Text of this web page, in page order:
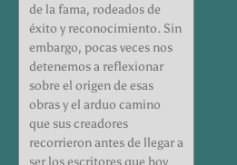
de la fama, rodeados de
éxito y reconocimiento. Sin
embargo, pocas veces nos
detenemos a reflexionar
sobre el origen de esas
obras y el arduo camino
que sus creadores
recorrieron antes de llegar a
ser los escritores que hoy